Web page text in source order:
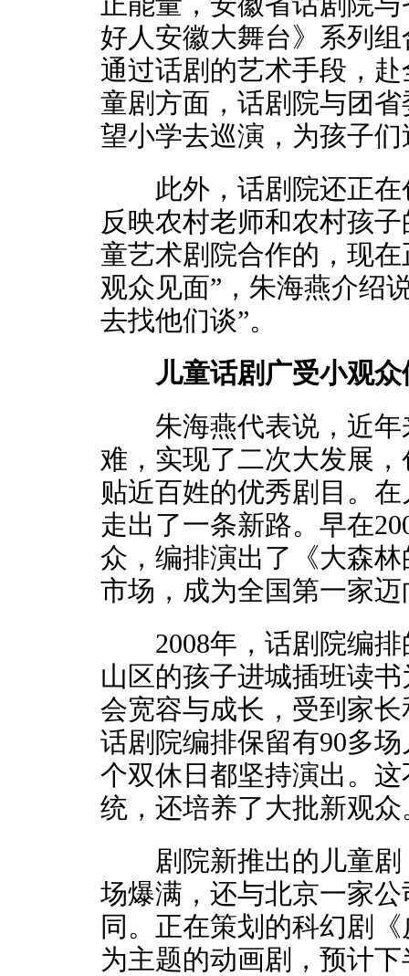
好人安徽大舞台》系列
通过话剧的艺术手段，
童剧方面，话剧院与团
望小学去巡演，为孩子
此外，话剧院还正在
反映农村老师和农村孩
童艺术剧院合作的，现
观众见面”，朱海燕介绍
去找他们谈”。
儿童话剧广受小观
朱海燕代表说，近年
难，实现了二次大发展
贴近百姓的优秀剧目。
走出了一条新路。早在
众，编排演出了《大森
市场，成为全国第一家
2008年，话剧院编排
山区的孩子进城插班读
会宽容与成长，受到家
话剧院编排保留有90多
个双休日都坚持演出。
统，还培养了大批新观众
剧院新推出的儿童剧
场爆满，还与北京一家
同。正在策划的科幻剧
为主题的动画剧，预计